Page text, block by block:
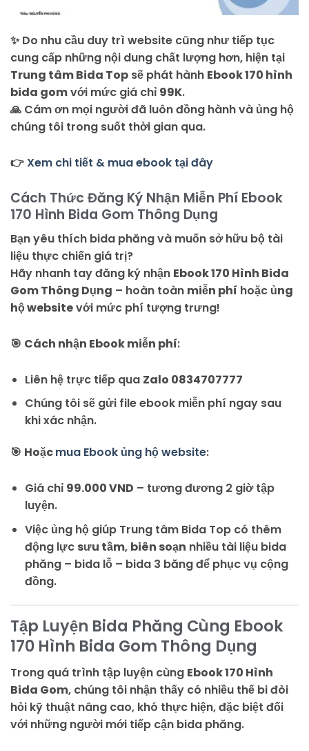
✨ Do nhu cầu duy trì website cũng như tiếp tục
cung cấp những nội dung chất lượng hơn, hiện tại
Trung tâm Bida Top sẽ phát hành Ebook 170 hình
bida gomvới mức giá chỉ 99K.
🙏 Cám ơn mọi người đã luôn đồng hành và ủng hộ
chúng tôi trong suốt thời gian qua.
👉Xem chi tiết & mua ebook tại đây
Cách Thức Đăng Ký Nhận Miễn Phí Ebook
170 Hình Bida Gom Thông Dụng
Bạn yêu thích bida phăng và muốn sở hữu bộ tài
liệu thực chiến giá trị?
Hãy nhanh tay đăng ký nhận Ebook 170 Hình Bida
Gom Thông Dụng – hoàn toàn miễn phí hoặc ủng
hộ websitevới mức phí tượng trưng!
🎯 Cách nhận Ebook miễn phí:
Liên hệ trực tiếp qua Zalo 0834707777
Chúng tôi sẽ gửi file ebook miễn phí ngay sau
khi xác nhận.
🎯 Hoặcmua Ebook ủng hộ website:
Giá chỉ 99.000 VND – tương đương 2 giờ tập
luyện.
Việc ủng hộ giúp Trung tâm Bida Top có thêm
động lực sưu tầm, biên soạn nhiều tài liệu bida
phăng – bida lỗ – bida 3 băng để phục vụ cộng
đồng.
Tập Luyện Bida Phăng Cùng Ebook
170 Hình Bida Gom Thông Dụng
Trong quá trình tập luyện cùng Ebook 170 Hình
Bida Gom, chúng tôi nhận thấy có nhiều thế bi đòi
hỏi kỹ thuật nâng cao, khó thực hiện, đặc biệt đối
với những người mới tiếp cận bida phăng.